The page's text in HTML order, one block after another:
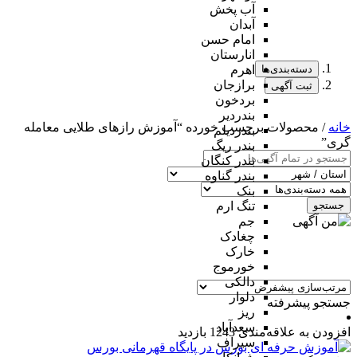
آب پخش
آبدان
امام حسن
انارستان
اهرم
برازجان
بردخون
بندردیر
بندردیلم
بندر ریگ
بندر کنگان
بندر گناوه
بنک
تنگ ارم
جم
چغادک
خارک
خورموج
دالکی
دلوار
ریز
سعدآباد
سیراف
دسته‌بندی‌ها
ثبت آگهی
خانه / محصولات برچسب خورده “آموزش رازهای طلایی معامله
گری”
جستجو
جستجو پیشرفته
افزودن به علاقه‌مندی 1243 بازدید